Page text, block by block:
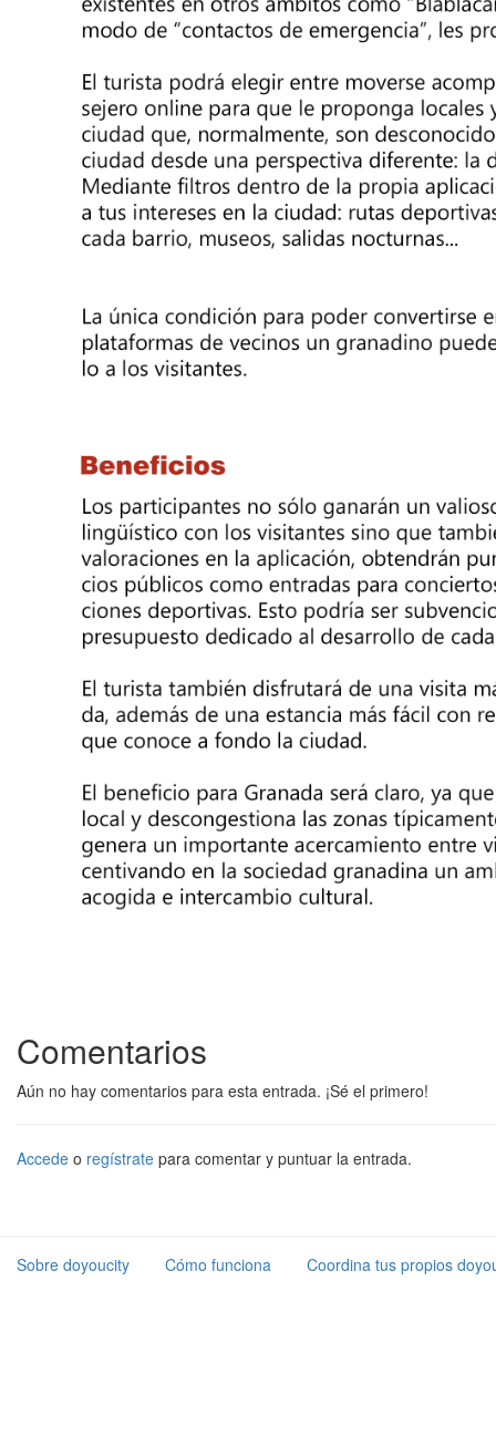
Comentarios
Aún no hay comentarios para esta entrada. ¡Sé el primero!
Accede o regístrate para comentar y puntuar la entrada.
Sobre doyoucity Cómo funciona Coordina tus propios